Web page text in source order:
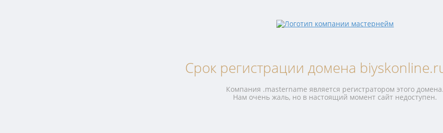
Срок регистрации домена
Компания .mastername является регистратором этого домена.
Нам очень жаль, но в настоящий момент сайт недоступен.